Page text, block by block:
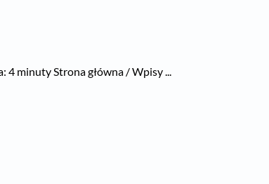
4 minuty Strona główna / Wpisy ...